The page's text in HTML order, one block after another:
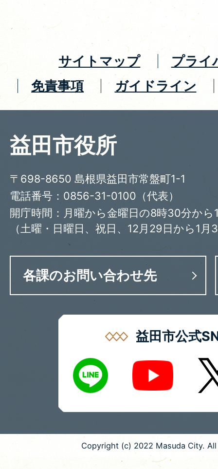
サイトマップ
プライ
免責事項
ガイドライン
益田市役所
〒698-8650 島根県益田市常盤町1-1
電話番号：0856-31-0100（代表）
開庁時間：月曜から金曜日の8時30分から
（土曜・日曜日、祝日、12月29日から1月
各課のお問い合わせ先
益田市公式
LINE
Youtube X
Copyright (c) 2022 Masuda City.